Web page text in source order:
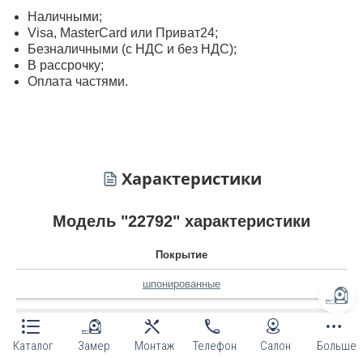
Каталог Замер Монтаж Телефон Салон Больше
Наличными;
Visa, MasterСard или Приват24;
Безналичными (с НДС и без НДС);
В рассрочку;
Оплата частями.
Характеристики
Модель "22792" характеристики
Покрытие
шпонированные
Открывания
наружное, внутреннее